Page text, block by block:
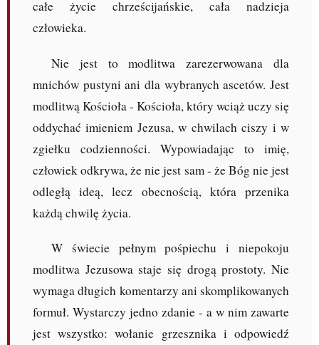
całe życie chrześcijańskie, cała nadzieja
człowieka.
Nie jest to modlitwa zarezerwowana dla
mnichów pustyni ani dla wybranych ascetów. Jest
modlitwą Kościoła - Kościoła, który wciąż uczy się
oddychać imieniem Jezusa, w chwilach ciszy i w
zgiełku codzienności. Wypowiadając to imię,
człowiek odkrywa, że nie jest sam - że Bóg nie jest
odległą ideą, lecz obecnością, która przenika
każdą chwilę życia.
W świecie pełnym pośpiechu i niepokoju
modlitwa Jezusowa staje się drogą prostoty. Nie
wymaga długich komentarzy ani skomplikowanych
formuł. Wystarczy jedno zdanie - a w nim zawarte
jest wszystko: wołanie grzesznika i odpowiedź